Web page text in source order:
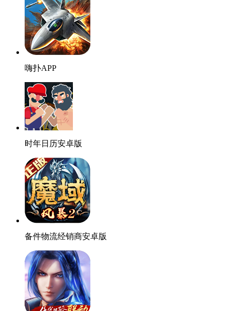
嗨扑APP
时年日历安卓版
备件物流经销商安卓版